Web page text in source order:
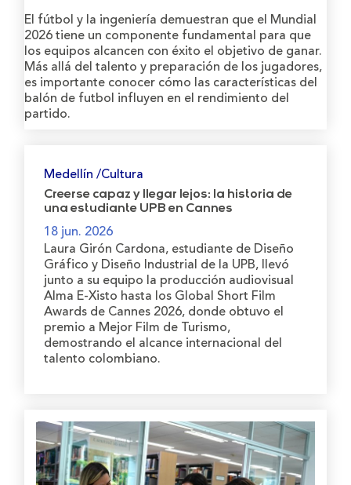
El fútbol y la ingeniería demuestran que el Mundial
2026 tiene un componente fundamental para que
los equipos alcancen con éxito el objetivo de ganar.
Más allá del talento y preparación de los jugadores,
es importante conocer cómo las características del
balón de futbol influyen en el rendimiento del
partido.
Medellín /Cultura
Creerse capaz y llegar lejos: la historia de
una estudiante UPB en Cannes
18 jun. 2026
Laura Girón Cardona, estudiante de Diseño
Gráfico y Diseño Industrial de la UPB, llevó
junto a su equipo la producción audiovisual
Alma E-Xisto hasta los Global Short Film
Awards de Cannes 2026, donde obtuvo el
premio a Mejor Film de Turismo,
demostrando el alcance internacional del
talento colombiano.